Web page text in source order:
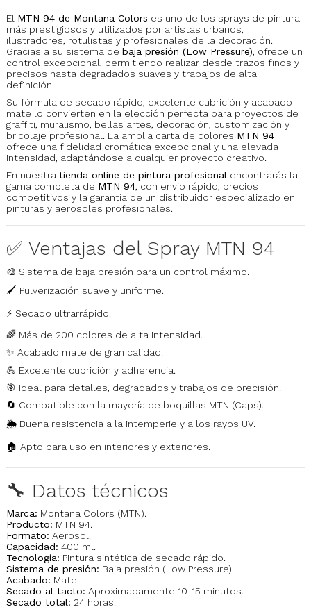
El MTN 94 de Montana Colors es uno de los sprays de pintura
más prestigiosos y utilizados por artistas urbanos,
ilustradores, rotulistas y profesionales de la decoración.
Gracias a su sistema de baja presión (Low Pressure), ofrece un
control excepcional, permitiendo realizar desde trazos finos y
precisos hasta degradados suaves y trabajos de alta
definición.
Su fórmula de secado rápido, excelente cubrición y acabado
mate lo convierten en la elección perfecta para proyectos de
graffiti, muralismo, bellas artes, decoración, customización y
bricolaje profesional. La amplia carta de colores MTN 94
ofrece una fidelidad cromática excepcional y una elevada
intensidad, adaptándose a cualquier proyecto creativo.
En nuestra tienda online de pintura profesional encontrarás la
gama completa de MTN 94, con envío rápido, precios
competitivos y la garantía de un distribuidor especializado en
pinturas y aerosoles profesionales.
✅ Ventajas del Spray MTN 94
🎨 Sistema de baja presión para un control máximo.
🖌️ Pulverización suave y uniforme.
⚡ Secado ultrarrápido.
🌈 Más de 200 colores de alta intensidad.
✨ Acabado mate de gran calidad.
💪 Excelente cubrición y adherencia.
🎯 Ideal para detalles, degradados y trabajos de precisión.
🔄 Compatible con la mayoría de boquillas MTN (Caps).
🌦️ Buena resistencia a la intemperie y a los rayos UV.
🏠 Apto para uso en interiores y exteriores.
🔧 Datos técnicos
Marca: Montana Colors (MTN).
Producto: MTN 94.
Formato: Aerosol.
Capacidad: 400 ml.
Tecnología: Pintura sintética de secado rápido.
Sistema de presión: Baja presión (Low Pressure).
Acabado: Mate.
Secado al tacto: Aproximadamente 10-15 minutos.
Secado total: 24 horas.